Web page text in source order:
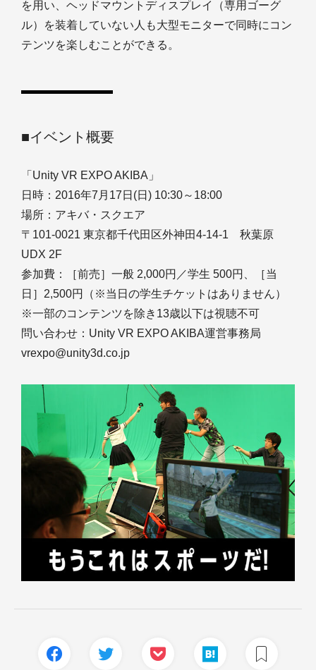
を用い、ヘッドマウントディスプレイ（専用ゴーグ
ル）を装着していない人も大型モニターで同時にコン
テンツを楽しむことができる。
■イベント概要
「Unity VR EXPO AKIBA」
日時：2016年7月17日(日) 10:30～18:00
場所：アキバ・スクエア
〒101-0021 東京都千代田区外神田4-14-1 秋葉原
UDX 2F
参加費：［前売］一般 2,000円／学生 500円、［当
日］2,500円（※当日の学生チケットはありません）
※一部のコンテンツを除き13歳以下は視聴不可
問い合わせ：Unity VR EXPO AKIBA運営事務局
vrexpo@unity3d.co.jp